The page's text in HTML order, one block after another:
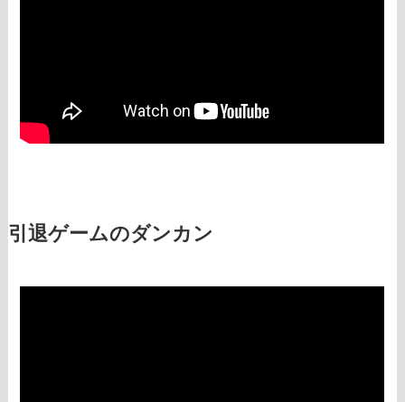
引退ゲームのダンカン